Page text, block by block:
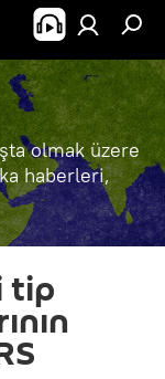
olmak üzere
haberleri,
tip